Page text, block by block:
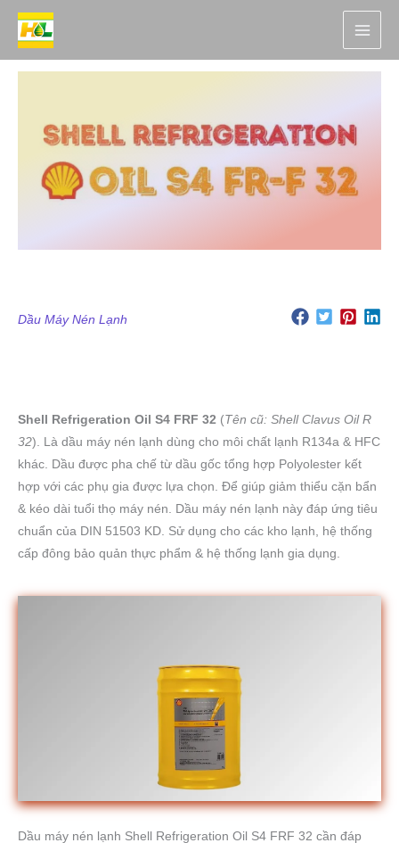
Nhảy
Dầu Máy Nén Lạnh
Shell Refrigeration Oil S4 FRF 32 (Tên cũ: Shell Clavus Oil R
32). Là dầu máy nén lạnh dùng cho môi chất lạnh R134a & HFC
khác. Dầu được pha chế từ dầu gốc tổng hợp Polyolester kết
hợp với các phụ gia được lựa chọn. Để giúp giảm thiểu cặn bẩn
& kéo dài tuổi thọ máy nén. Dầu máy nén lạnh này đáp ứng tiêu
chuẩn của DIN 51503 KD. Sử dụng cho các kho lạnh, hệ thống
cấp đông bảo quản thực phẩm & hệ thống lạnh gia dụng.
Dầu máy nén lạnh Shell Refrigeration Oil S4 FRF 32 cần đáp